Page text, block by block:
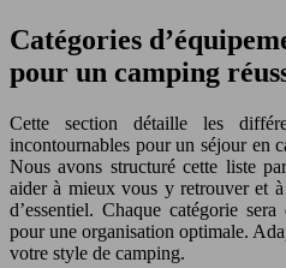
Catégories
pour un camping
Cette section détaille les
incontournables pour un séjour en
Nous avons structuré cette liste
aider à mieux vous y retrouver et
d’essentiel. Chaque catégorie
pour une organisation optimale.
votre style de camping.